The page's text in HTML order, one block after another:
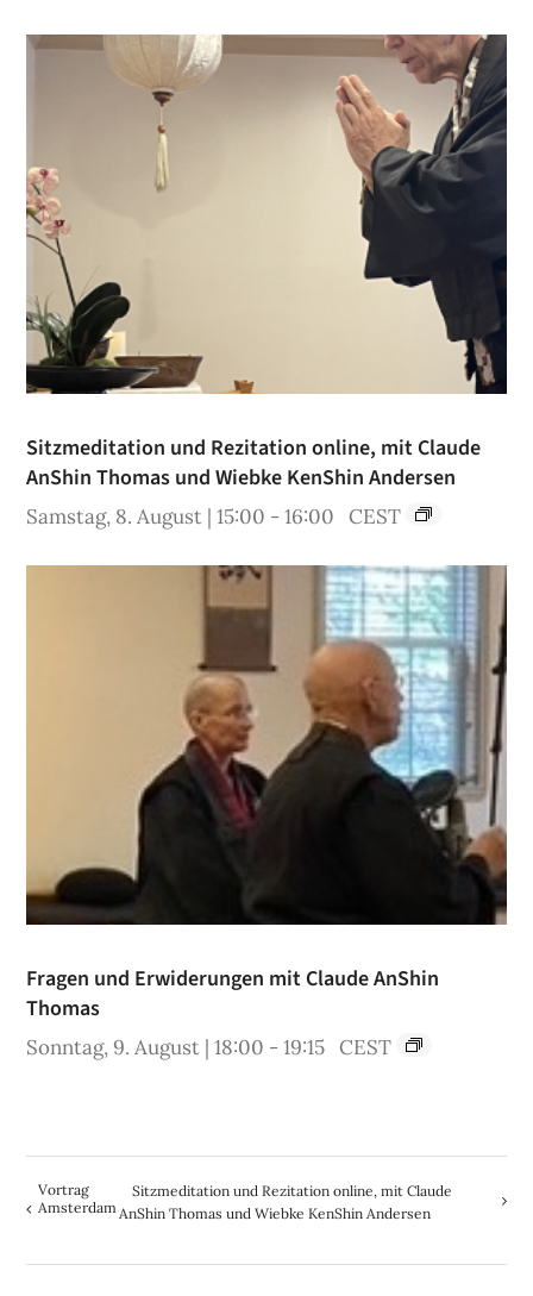
Sitzmeditation und Rezitation online, mit Claude
AnShin Thomas und Wiebke KenShin Andersen
Samstag, 8. August | 15:00 -16:00 CEST
Fragen und Erwiderungen mit Claude AnShin
Thomas
Sonntag, 9. August | 18:00 -19:15 CEST
Vortrag
Amsterdam
Sitzmeditation und Rezitation online, mit Claude
AnShin Thomas und Wiebke KenShin Andersen